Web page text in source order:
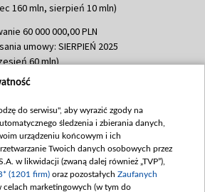
160 mln, sierpień 10 mln)
60 000 000,00 PLN
umowy: SIERPIEŃ 2025
60 mln)
635 783 051,21 PLN
100 mln, październik 350
265 mln)
48 862 000,00 PLN
umowy: GRUDZIEŃ 2025
60,548 mln)
do serwisu", aby wyrazić zgody na
śledzenia i zbierania danych,
urządzeniu końcowym i ich
Twoich danych osobowych przez
w likwidacji (zwaną dalej również „TVP”),
(1201 firm) oraz pozostałych Zaufanych
celach marketingowych (w tym do